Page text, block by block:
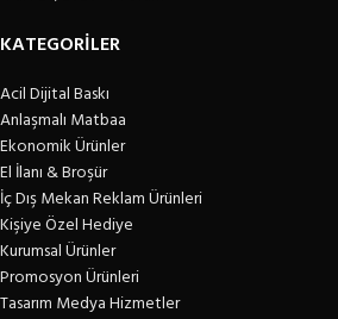
KATEGORİLER
Acil Dijital Baskı
Anlaşmalı Matbaa
Ekonomik Ürünler
El İlanı & Broşür
İç Dış Mekan Reklam Ürünleri
Kişiye Özel Hediye
Kurumsal Ürünler
Promosyon Ürünleri
Tasarım Medya Hizmetler